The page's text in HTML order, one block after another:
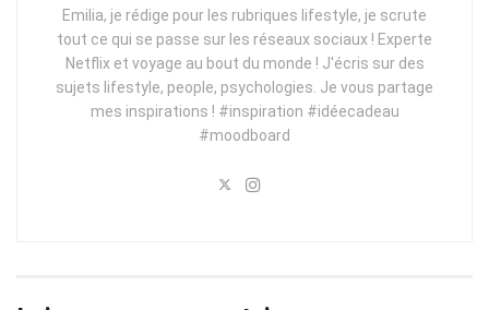
Emilia, je rédige pour les rubriques lifestyle, je scrute
tout ce qui se passe sur les réseaux sociaux ! Experte
Netflix et voyage au bout du monde ! J'écris sur des
sujets lifestyle, people, psychologies. Je vous partage
mes inspirations ! #inspiration #idéecadeau
#moodboard